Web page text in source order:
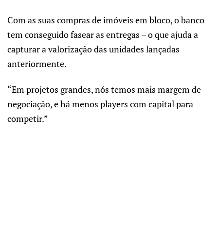
Com as suas compras de imóveis em bloco, o banco
tem conseguido fasear as entregas – o que ajuda a
capturar a valorização das unidades lançadas
anteriormente.
“Em projetos grandes, nós temos mais margem de
negociação, e há menos players com capital para
competir.”